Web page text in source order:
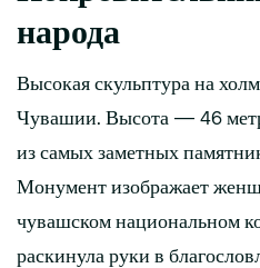
народа
Высокая скульптура на
Чувашии. Высота — 46
из самых заметных
Монумент изображает
чувашском национальном
раскинула руки в